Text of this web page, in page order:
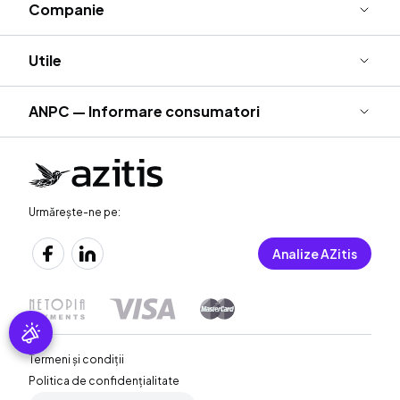
Companie
Utile
ANPC — Informare consumatori
Urmărește-ne pe:
Analize AZitis
Termeni și condiții
Politica de confidențialitate